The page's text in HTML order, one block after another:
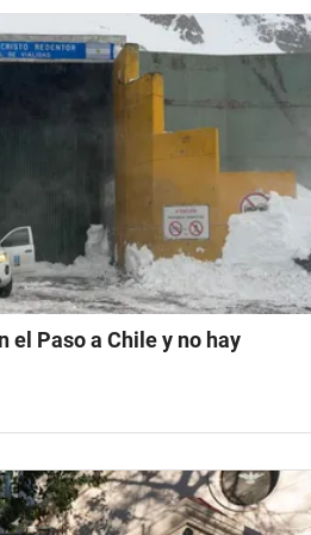
el Paso a Chile y no hay